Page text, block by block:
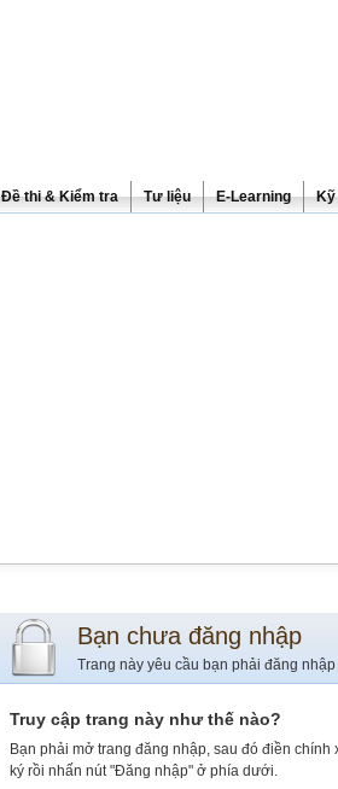
Đề thi & Kiểm tra Tư liệu E-Learning Kỹ
Bạn chưa đăng nhập
Trang này yêu cầu bạn phải đăng
Truy cập trang này như thế nào?
Bạn phải mở trang đăng nhập, sau đó điền chính
ký rồi nhấn nút "Đăng nhập" ở phía dưới.